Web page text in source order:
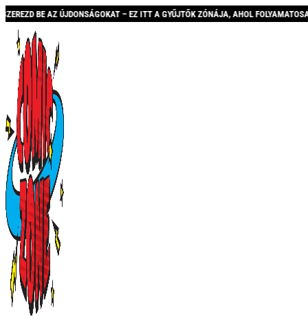
– EZ ITT A GYŰJTŐK ZÓNÁJA, AHOL FOLYAMATOSAN BŐVÜLŐ